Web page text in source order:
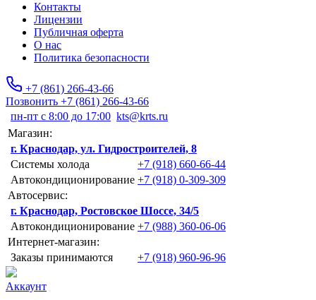
Контакты
Лицензии
Публичная оферта
О нас
Политика безопасности
+7 (861) 266-43-66
Позвонить +7 (861) 266-43-66
пн-пт с 8:00 до 17:00 kts@krts.ru
Магазин:
г. Краснодар, ул. Гидростроителей, 8
Системы холода
+7 (918) 660-66-44
Автокондиционирование +7 (918) 0-309-309
Автосервис:
г. Краснодар, Ростовское Шоссе, 34/5
Автокондиционирование +7 (988) 360-06-06
Интернет-магазин:
Заказы принимаются
+7 (918) 960-96-96
Аккаунт